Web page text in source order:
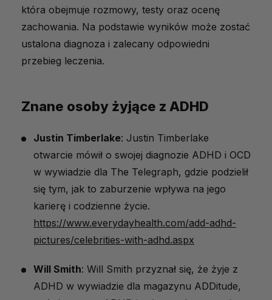
która obejmuje rozmowy, testy oraz ocenę
zachowania. Na podstawie wyników może zostać
ustalona diagnoza i zalecany odpowiedni
przebieg leczenia.
Znane osoby żyjące z ADHD
Justin Timberlake: Justin Timberlake
otwarcie mówił o swojej diagnozie ADHD i OCD
w wywiadzie dla The Telegraph, gdzie podzielił
się tym, jak to zaburzenie wpływa na jego
karierę i codzienne życie.
https://www.everydayhealth.com/add-adhd-
pictures/celebrities-with-adhd.aspx
Will Smith: Will Smith przyznał się, że żyje z
ADHD w wywiadzie dla magazynu ADDitude,